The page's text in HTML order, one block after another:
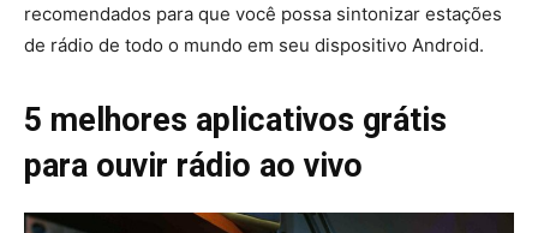
recomendados para que você possa sintonizar estações
de rádio de todo o mundo em seu dispositivo Android.
5 melhores aplicativos grátis
para ouvir rádio ao vivo